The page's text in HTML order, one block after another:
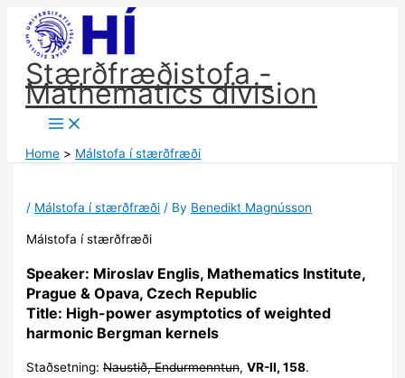
content
Stærðfræðistofa -
Mathematics division
Home Málstofa í stærðfræði
/ Málstofa í stærðfræði / By Benedikt Magnússon
Málstofa í stærðfræði
Speaker: Miroslav Englis, Mathematics Institute,
Prague & Opava, Czech Republic
Title: High-power asymptotics of weighted
harmonic Bergman kernels
Staðsetning:Naustið, Endurmenntun,VR-II, 158.